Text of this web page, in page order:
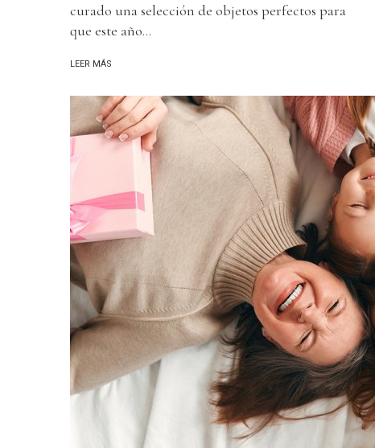
curado una selección de objetos perfectos para
que este año...
LEER MÁS